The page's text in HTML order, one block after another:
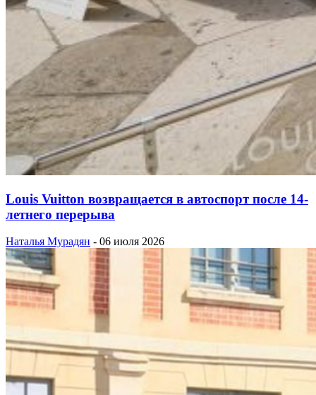
Louis Vuitton возвращается в автоспорт после 14-
летнего перерыва
Наталья Мурадян - 06 июля 2026